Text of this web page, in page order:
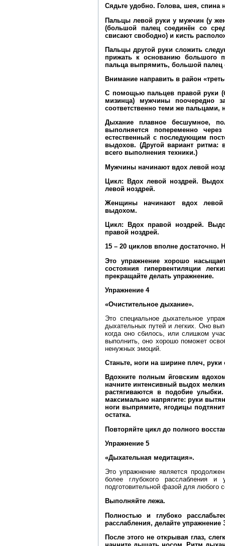
Сядьте удобно. Голова, шея, спина
Пальцы левой руки у мужчин (у
(большой палец соединён со
свисают свободно) и кисть
Пальцы другой руки сложить
прижать к основанию большого
пальца выпрямить, большой палец
Внимание направить в район
С помощью пальцев правой руки
мизинца) мужчины поочередно
соответственно теми же
Дыхание плавное бесшумное,
выполняется попеременно
естественный с последующим
выдохов. (Другой вариант
всего выполнения техники.)
Мужчины начинают вдох левой
Цикл: Вдох левой ноздрей.
левой ноздрей.
Женщины начинают вдох левой
выдохом.
Цикл: Вдох правой ноздрей.
правой ноздрей.
15 – 20 циклов вполне достаточно.
Это упражнение хорошо
состояния гипервентиляции
прекращайте делать упражнение.
Упражнение 4
«Очистительное дыхание».
Это специальное дыхательное
дыхательных путей и легких. Оно
когда оно сбилось, или слишком
выполнить, оно хорошо поможет
ненужных эмоций.
Станьте, ноги на ширине плеч,
Вдохните полным йговским
начните интенсивный выдох
растягиваются в подобие
максимально напрягите: руки
ноги выпрямите, ягодицы
остатка.
Повторяйте цикл до полного
Упражнение 5
«Дыхательная медитация».
Это упражнение является
более глубокого расслабления
подготовительной фазой для любого
Выполняйте лежа.
Полностью и глубоко
расслабления, делайте упражнение
После этого не открывая глаз,